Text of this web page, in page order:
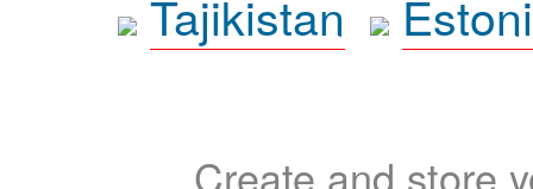
Tajikistan
Create and store